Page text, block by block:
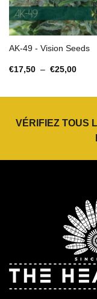
AK-49 - Vision Seeds
€17,50 – €25,00Plage
VÉRIFIEZ TOUS